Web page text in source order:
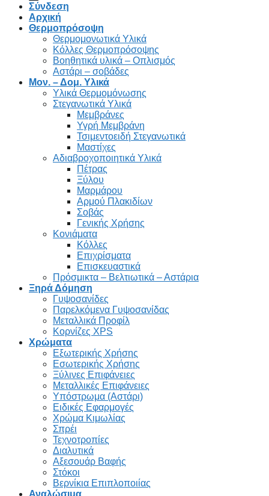
Σύνδεση
Αρχική
Θερμοπρόσοψη
Θερμομονωτικά Υλικά
Κόλλες Θερμοπρόσοψης
Βοηθητικά υλικά – Οπλισμός
Αστάρι – σοβάδες
Μον. – Δομ. Υλικά
Υλικά Θερμομόνωσης
Στεγανωτικά Υλικά
Μεμβράνες
Υγρή Μεμβράνη
Τσιμεντοειδή Στεγανωτικά
Μαστίχες
Αδιαβροχοποιητικά Υλικά
Πέτρας
Ξύλου
Μαρμάρου
Αρμού Πλακιδίων
Σοβάς
Γενικής Χρήσης
Κονιάματα
Κόλλες
Επιχρίσματα
Επισκευαστικά
Πρόσμικτα – Βελτιωτικά – Αστάρια
Ξηρά Δόμηση
Γυψοσανίδες
Παρελκόμενα Γυψοσανίδας
Μεταλλικά Προφίλ
Κορνίζες XPS
Χρώματα
Εξωτερικής Χρήσης
Εσωτερικής Χρήσης
Ξύλινες Επιφάνειες
Μεταλλικές Επιφάνειες
Υπόστρωμα (Αστάρι)
Ειδικές Εφαρμογές
Χρώμα Κιμωλίας
Σπρέι
Τεχνοτροπίες
Διαλυτικά
Αξεσουάρ Βαφής
Στόκοι
Βερνίκια Επιπλοποιίας
Αναλώσιμα